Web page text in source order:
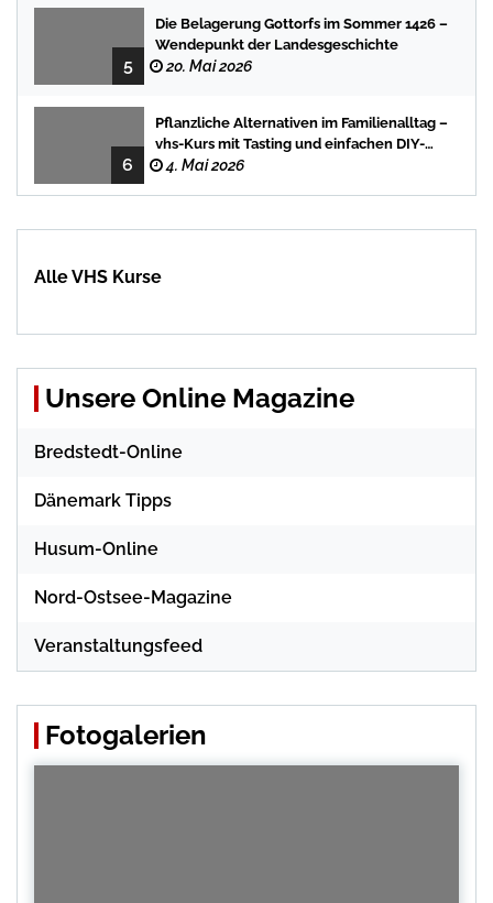
5
Die Belagerung Gottorfs im Sommer 1426 –
Wendepunkt der Landesgeschichte
20. Mai 2026
6
Pflanzliche Alternativen im Familienalltag –
vhs-Kurs mit Tasting und einfachen DIY-
Rezepten
4. Mai 2026
Alle VHS Kurse
Unsere Online Magazine
Bredstedt-Online
Dänemark Tipps
Husum-Online
Nord-Ostsee-Magazine
Veranstaltungsfeed
Fotogalerien